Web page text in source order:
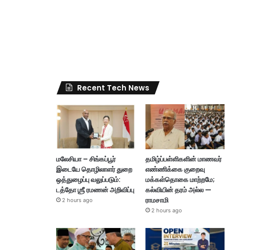
Recent Tech News
மலேசியா – சிங்கப்பூர்
இடையே தொழிலாளர் துறை
ஒத்துழைப்பு வலுப்படும்:
டத்தோ ஶ்ரீ ரமணன் அறிவிப்பு
2 hours ago
தமிழ்ப்பள்ளிகளின் மாணவர்
எண்ணிக்கை குறைவு
மக்கள்தொகை மாற்றமே;
கல்வியின் தரம் அல்ல —
ராமசாமி
2 hours ago